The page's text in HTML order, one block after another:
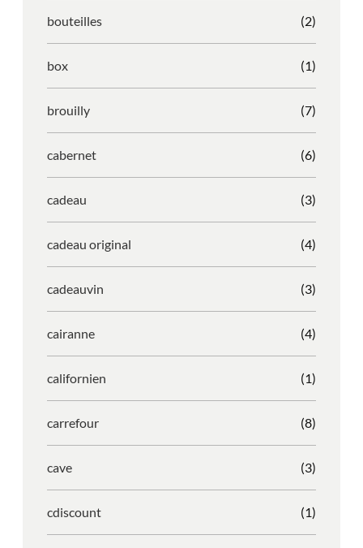
bouteilles (2)
box (1)
brouilly (7)
cabernet (6)
cadeau (3)
cadeau original (4)
cadeauvin (3)
cairanne (4)
californien (1)
carrefour (8)
cave (3)
cdiscount (1)